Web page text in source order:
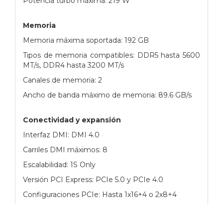
Memoria
Memoria máxima soportada: 192 GB
Tipos de memoria compatibles: DDR5 hasta 5600
MT/s, DDR4 hasta 3200 MT/s
Canales de memoria: 2
Ancho de banda máximo de memoria: 89.6 GB/s
Conectividad y expansión
Interfaz DMI: DMI 4.0
Carriles DMI máximos: 8
Escalabilidad: 1S Only
Versión PCI Express: PCIe 5.0 y PCIe 4.0
Configuraciones PCIe: Hasta 1x16+4 o 2x8+4